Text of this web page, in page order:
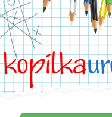
kopilka